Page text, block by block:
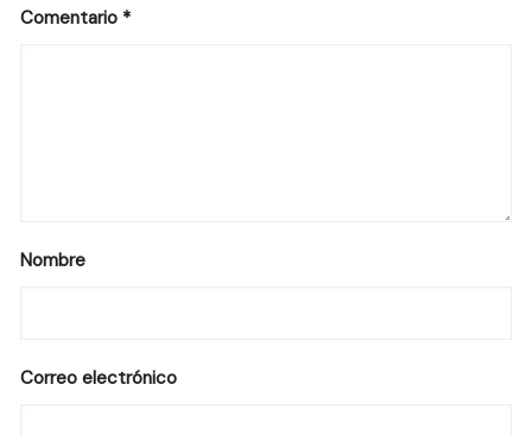
Comentario *
Nombre
Correo electrónico